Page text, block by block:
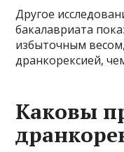
Другое
бакалавриата
избыточным
дранкорексией,
Каковы